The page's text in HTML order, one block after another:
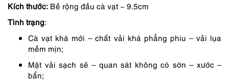
2,290,000 ₫.
là:
Kích thước: Bề rộng đầu cà vạt ~ 9.5cm
Tình trạng:
Cà vạt khá mới – chất vải khá phẳng phiu – vải lụa
mềm mịn;
Mặt vải sạch sẽ – quan sát không có sờn – xước –
bẩn;